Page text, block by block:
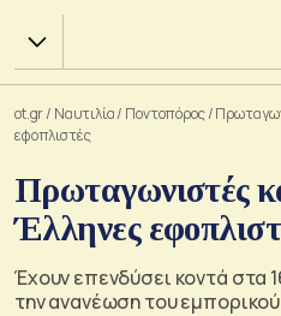
Χ.Α.
ot.gr/ Ναυτιλία/ Ποντοπόρος/
εφοπλιστές
Πρωταγωνιστές
Έλληνες
Έχουν επενδύσει κοντά στα
την ανανέωση του